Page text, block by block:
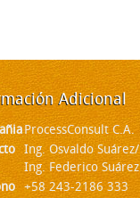
Adicional
ProcessConsult C.A.
Ing. Osvaldo Suárez/
Ing. Federico Suárez
+58 243-2186 333